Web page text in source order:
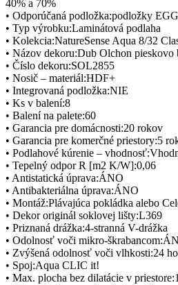
40% a 70%
• Odporúčaná podložka:podložky
• Typ výrobku:Laminátová podlaha
• Kolekcia:NatureSense Aqua 8/32
• Názov dekoru:Dub Olchon pieskovo
• Číslo dekoru:SOL2855
• Nosič – materiál:HDF+
• Integrovaná podložka:NIE
• Ks v balení:8
• Balení na palete:60
• Garancia pre domácnosti:20 rokov
• Garancia pre komerčné priestory:5
• Podlahové kúrenie –
• Tepelný odpor R [m2 K/W]:0,06
• Antistatická úprava:ÁNO
• Antibakteriálna úprava:ÁNO
• Montáž:Plávajúca pokládka alebo
• Dekor originál soklovej lišty:L369
• Priznaná drážka:4-stranná V-drážka
• Odolnosť voči mikro-
• Zvýšená odolnosť voči vlhkosti:24
• Spoj:Aqua CLIC it!
• Max. plocha bez dilatácie v